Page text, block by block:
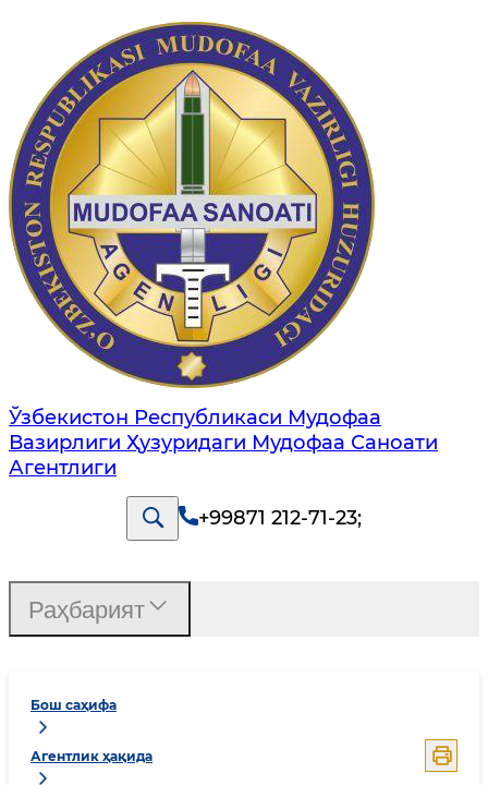
Ўзбекистон Республикаси Мудофаа
Вазирлиги Ҳузуридаги Мудофаа Саноати
Агентлиги
+99871 212-71-23;
Бош саҳифа
Агентлик ҳақида
Раҳбарият